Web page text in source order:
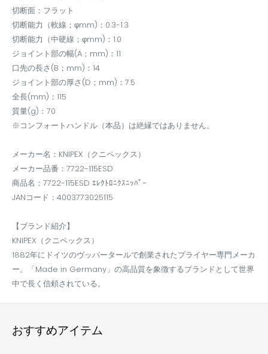
切断面：フラット
切断能力（軟線；φmm)：0.3-1.3
切断能力（中硬線；φmm)：1.0
ジョイント部の幅(A；mm)：11
口先の長さ(B；mm)：14
ジョイント部の厚さ(D；mm)：7.5
全長(mm)：115
質量(g)：70
※コンフォートハンドル（本品）は絶縁ではありません。
メーカー名：KNIPEX（クニペックス）
メーカー品番：7722-115ESD
商品名：7722-115ESD ｴﾚｸﾄﾛﾆｸｽﾆｯﾊﾟｰ
JANコード：4003773025115
【ブランド紹介】
KNIPEX（クニペックス）
1882年にドイツのヴッパータールで創業されたプライヤー専門メーカ
ー。「Made in Germany」の高品質を象徴するブランドとして世界
中で長く信頼されている。
おすすめアイテム